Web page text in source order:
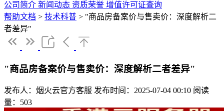
公司简介 新闻动态 资质荣誉 增值许可证查询
帮助文档 > 技术科普 > "商品房备案价与售卖价：深度解析二
者差异"
"商品房备案价与售卖价：深度解析二者差异"
发布人：烟火云官方客服 发布时间：2025-07-04 00:10 阅读
量：503